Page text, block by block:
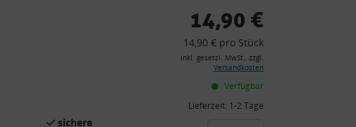
sichere
14,90 €
14,90 € pro Stück
inkl. gesetzl. MwSt., zzgl.
Versandkosten
Verfügbar
Lieferzeit: 1-2 Tage